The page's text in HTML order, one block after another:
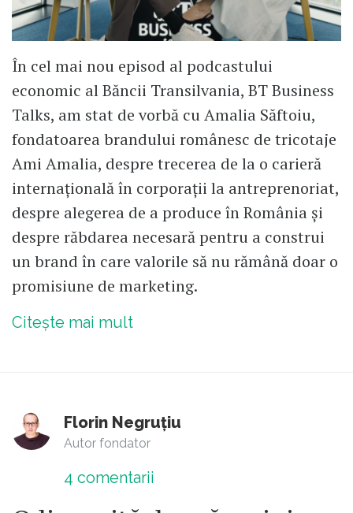
În cel mai nou episod al podcastului
economic al Băncii Transilvania, BT Business
Talks, am stat de vorbă cu Amalia Săftoiu,
fondatoarea brandului românesc de tricotaje
Ami Amalia, despre trecerea de la o carieră
internațională în corporații la antreprenoriat,
despre alegerea de a produce în România și
despre răbdarea necesară pentru a construi
un brand în care valorile să nu rămână doar o
promisiune de marketing.
Citește mai mult
Florin Negruțiu
Autor fondator
4 comentarii